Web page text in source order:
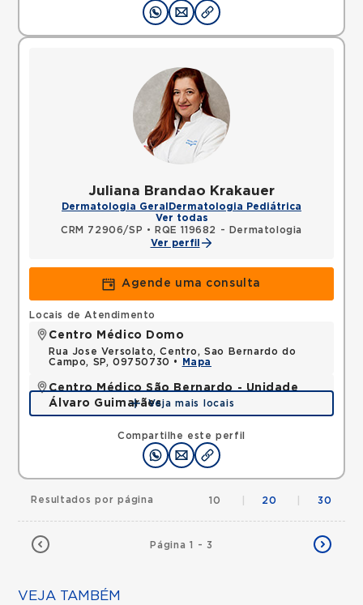
Juliana Brandao Krakauer
Dermatologia Geral Dermatologia Pediátrica
Ver todas
CRM 72906/SP •
RQE 119682 - Dermatologia
Ver perfil
Agende uma consulta
Compartilhe este perfil
Locais de Atendimento
Centro Médico Domo
Rua Jose Versolato, Centro, Sao Bernardo do
Campo, SP, 09750730 •
Mapa
Centro Médico São Bernardo - Unidade
Álvaro Guimarães
Avenida Alvaro Guimaraes, Assuncao, Sao Bernardo
do Campo, SP, 09810010 •
Mapa
Veja mais locais
Página 1 - 3
Resultados por página 10 20 30
VEJA TAMBÉM